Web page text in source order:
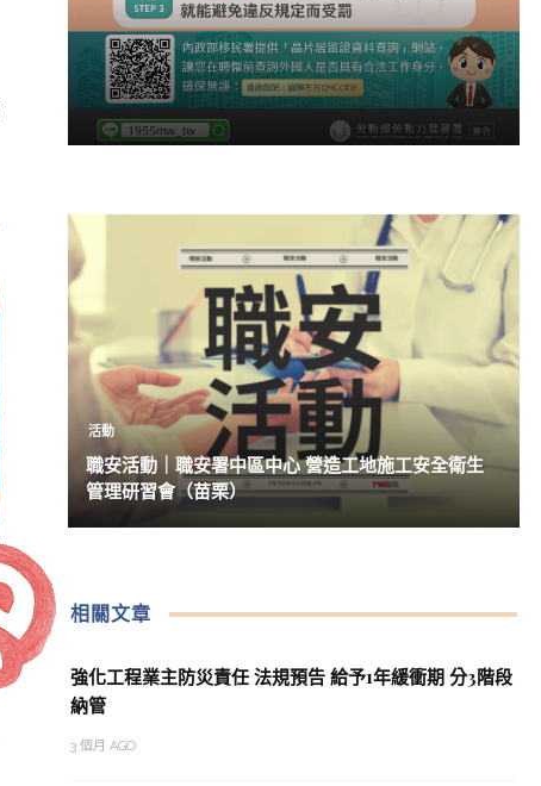
活動
職安活動｜職安署中區中心 營造工地施工安全衛生
管理研習會（苗栗）
相關文章
強化工程業主防災責任 法規預告 給予1年緩衝期 分3階段
納管
3 個月 AGO